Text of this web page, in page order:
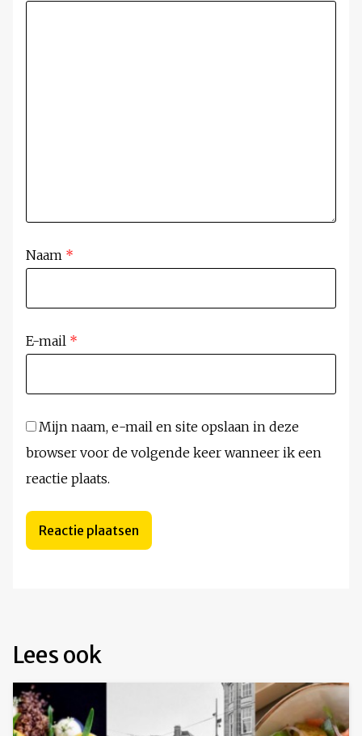
Naam *
E-mail *
Mijn naam, e-mail en site opslaan in deze
browser voor de volgende keer wanneer ik een
reactie plaats.
Lees ook